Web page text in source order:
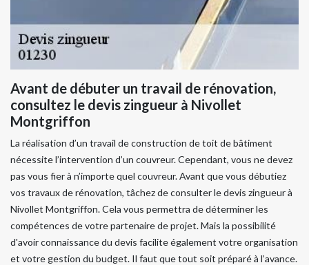
Avant de débuter un travail de rénovation,
consultez le devis zingueur à Nivollet
Montgriffon
La réalisation d’un travail de construction de toit de bâtiment
nécessite l’intervention d’un couvreur. Cependant, vous ne devez
pas vous fier à n’importe quel couvreur. Avant que vous débutiez
vos travaux de rénovation, tâchez de consulter le devis zingueur à
Nivollet Montgriffon. Cela vous permettra de déterminer les
compétences de votre partenaire de projet. Mais la possibilité
d'avoir connaissance du devis facilite également votre organisation
et votre gestion du budget. Il faut que tout soit préparé à l’avance.